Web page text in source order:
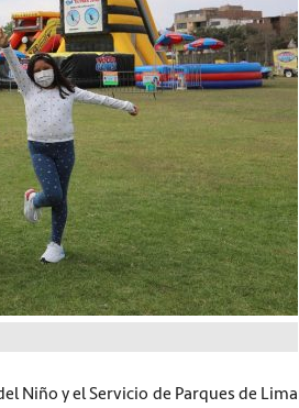
Niño y el Servicio de Parques de Lima